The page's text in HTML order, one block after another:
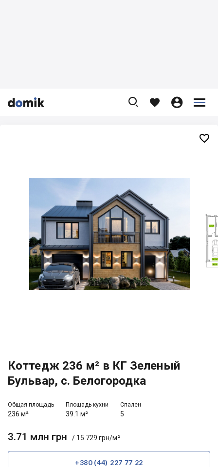


    


Коттедж 236 м² в КГ Зеленый
Бульвар, с. Белогородка
Общая площадь
236 м²
Площадь кухни
39.1 м²
Спален
5
3.71 млн грн / 15 729 грн/м²
+380 (44) 227 77 22
